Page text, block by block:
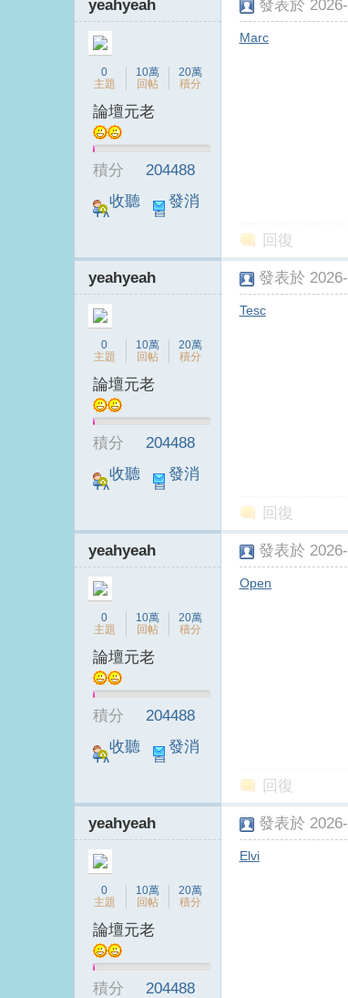
yeahyeah
0
主題
10萬
回帖
20萬
積分
論壇元老
積分
204488
收聽
TA
發消
息
發表於
Marc
回復
yeahyeah
0
主題
10萬
回帖
20萬
積分
論壇元老
積分
204488
收聽
TA
發消
息
發表於
Tesc
回復
yeahyeah
0
主題
10萬
回帖
20萬
積分
論壇元老
積分
204488
收聽
TA
發消
息
發表於
Open
回復
yeahyeah
0
主題
10萬
回帖
20萬
積分
論壇元老
積分 204488
發表於
Elvi